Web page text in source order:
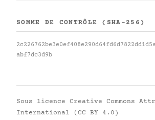
SOMME DE CONTRÔLE (SHA-256)
abf7dc3d9b
Sous licence Creative Commons
International (CC BY 4.0)